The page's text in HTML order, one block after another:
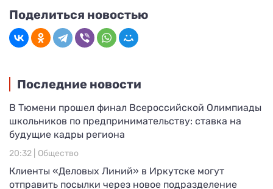
Поделиться новостью
Последние новости
В Тюмени прошел финал Всероссийской Олимпиады
школьников по предпринимательству: ставка на
будущие кадры региона
20:32 | Общество
Клиенты «Деловых Линий» в Иркутске могут
отправить посылки через новое подразделение